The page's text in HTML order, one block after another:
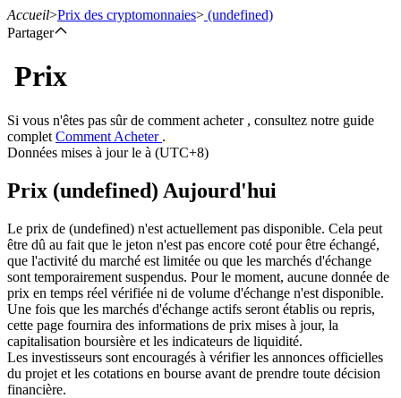
Futures USDT
Futures utilisant l'USDT comme garantie
Accueil>Prix des cryptomonnaies> (undefined)
Partager
Prix
Si vous n'êtes pas sûr de comment acheter , consultez notre guide
complet Comment Acheter .
Données mises à jour le à (UTC+8)
Prix (undefined) Aujourd'hui
Le prix de (undefined) n'est actuellement pas disponible. Cela peut
être dû au fait que le jeton n'est pas encore coté pour être échangé,
que l'activité du marché est limitée ou que les marchés d'échange
sont temporairement suspendus. Pour le moment, aucune donnée de
prix en temps réel vérifiée ni de volume d'échange n'est disponible.
Une fois que les marchés d'échange actifs seront établis ou repris,
cette page fournira des informations de prix mises à jour, la
capitalisation boursière et les indicateurs de liquidité.
Les investisseurs sont encouragés à vérifier les annonces officielles
du projet et les cotations en bourse avant de prendre toute décision
financière.